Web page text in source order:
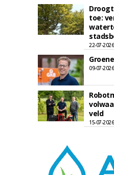
toe:
22-07-
09-07-
veld
15-07-